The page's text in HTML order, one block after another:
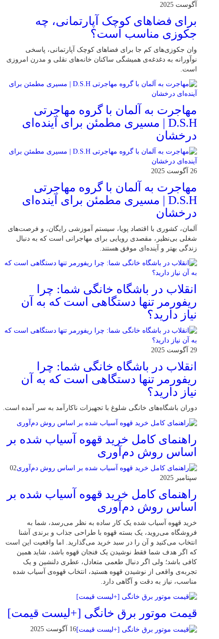
آگوست 2025
برای فضاهای کوچک آپارتمانی، چه
جکوزی مناسب است؟
وان جکوزی‌های کم‌ جا برای فضاهای کوچک آپارتمانی، پاسخی
نوآورانه به دغدغه‌ی همیشگی ساکنان خانه‌های نقلی و مدرن امروزی
ا‌ست.
مهاجرت به آلمان با گروه مهاجرتی
D.S.H | مسیری مطمئن برای آینده‌ای
درخشان
26 آگوست 2025
مهاجرت به آلمان با گروه مهاجرتی
D.S.H | مسیری مطمئن برای آینده‌ای
درخشان
آلمان، کشوری با اقتصاد پویا، سیستم آموزشی رایگان، و فرصت‌های
شغلی بی‌نظیر، مقصدی رویایی برای مهاجرانی است که به دنبال
زندگی بهتر و آینده‌ای موفق هستند.
انقلاب در باشگاه خانگی شما: چرا
ریفورمر تنها دستگاهی است که به آن
نیاز دارید؟
29 آگوست 2025
انقلاب در باشگاه خانگی شما: چرا
ریفورمر تنها دستگاهی است که به آن
نیاز دارید؟
دوران باشگاه‌های خانگی شلوغ با تجهیزات ناکارآمد به سر آمده است.
راهنمای کامل خرید قهوه آسیاب شده بر
اساس روش دم‌آوری
02
سپتامبر 2025
راهنمای کامل خرید قهوه آسیاب شده بر
اساس روش دم‌آوری
خرید قهوه آسیاب شده یک کار ساده به نظر می‌رسد، شما به
فروشگاه می‌روید، یک بسته قهوه با طراحی جذاب و برندی آشنا
انتخاب می‌کنید و آن را در سبد خرید می‌گذارید. اما واقعیت این است
که اگر هدف شما فقط نوشیدن یک فنجان قهوه باشد، شاید همین
کافی باشد؛ ولی اگر دنبال طعمی متعادل، عطری دلنشین و یک
تجربه‌ی واقعی از نوشیدن قهوه هستید، انتخاب قهوه‌ی آسیاب شده
مناسب، نیاز به دقت و آگاهی دارد.
قیمت موتور برق خانگی [+لیست قیمت]
16 آگوست 2025